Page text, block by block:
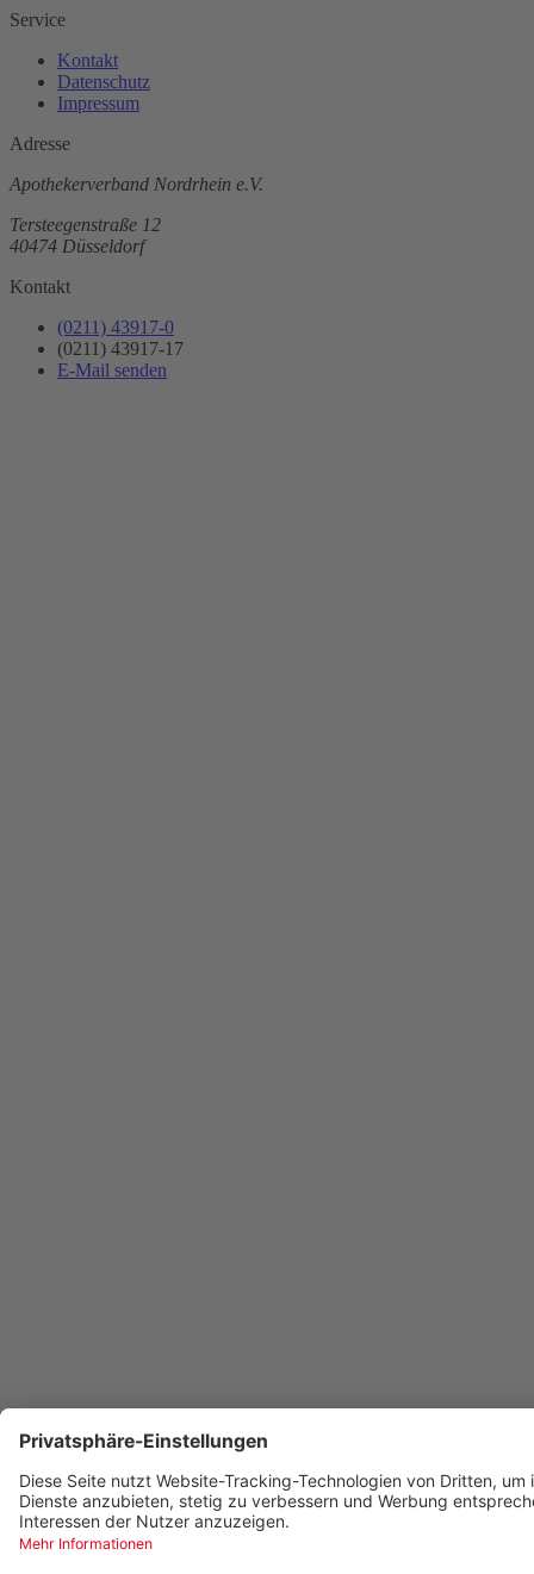
Service
Kontakt
Datenschutz
Impressum
Adresse
Apothekerverband Nordrhein e.V.
Tersteegenstraße 12
40474 Düsseldorf
Kontakt
(0211) 43917-0
(0211) 43917-17
E-Mail senden